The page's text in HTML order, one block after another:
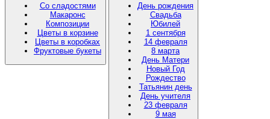
Со сладостями
Макаронс
Композиции
Цветы в корзине
Цветы в коробках
Фруктовые букеты
День рождения
Свадьба
Юбилей
1 сентября
14 февраля
8 марта
День Матери
Новый Год
Рождество
Татьянин день
День учителя
23 февраля
9 мая